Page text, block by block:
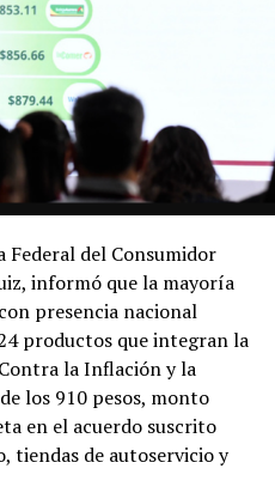
del Consumidor
informó que la mayoría
presencia nacional
productos que integran la
la Inflación y la
los 910 pesos, monto
en el acuerdo suscrito
tiendas de autoservicio y